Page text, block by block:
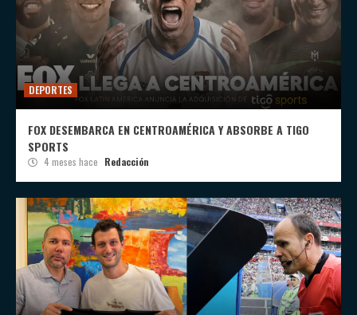
DEPORTES
FOX DESEMBARCA EN CENTROAMÉRICA Y ABSORBE A TIGO
SPORTS
4 meses hace Redacción